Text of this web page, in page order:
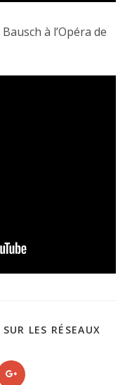
à l’Opéra de
LES RÉSEAUX